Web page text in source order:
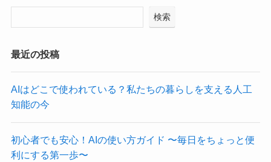
検索
最近の投稿
AIはどこで使われている？私たちの暮らしを支える人工
知能の今
初心者でも安心！AIの使い方ガイド 〜毎日をちょっと便
利にする第一歩〜